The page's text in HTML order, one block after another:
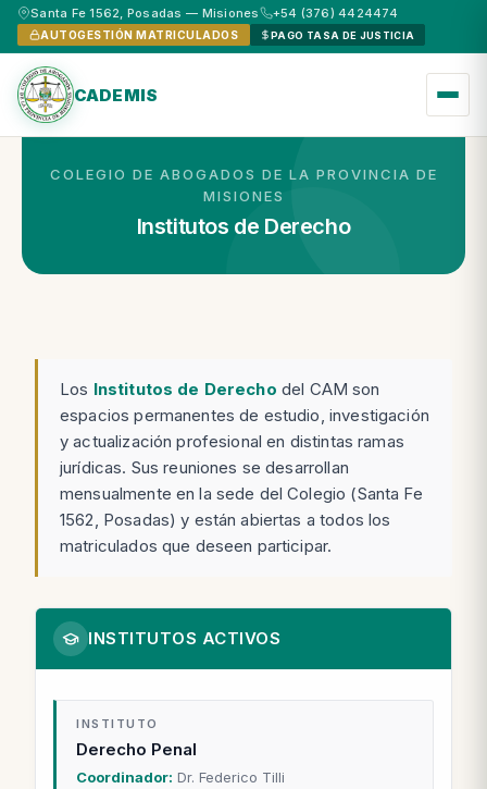
Santa Fe 1562, Posadas — Misiones +54 (376) 4424474
AUTOGESTIÓN MATRICULADOS PAGO TASA DE JUSTICIA
CADEMIS
COLEGIO DE ABOGADOS DE LA PROVINCIA DE
MISIONES
Institutos de Derecho
Los Institutos de Derecho del CAM son
espacios permanentes de estudio, investigación
y actualización profesional en distintas ramas
jurídicas. Sus reuniones se desarrollan
mensualmente en la sede del Colegio (Santa Fe
1562, Posadas) y están abiertas a todos los
matriculados que deseen participar.
INSTITUTOS ACTIVOS
INSTITUTO
Derecho Penal
Coordinador: Dr. Federico Tilli